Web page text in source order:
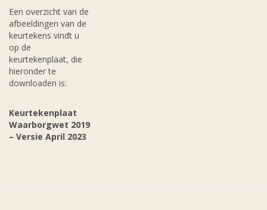
Een overzicht van de
afbeeldingen van de
keurtekens vindt u
op de
keurtekenplaat, die
hieronder te
downloaden is:
Keurtekenplaat
Waarborgwet 2019
– Versie April 2023